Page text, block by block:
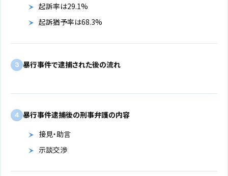
起訴率は29.1%
起訴猶予率は68.3%
3 暴行事件で逮捕された後の流れ
4 暴行事件逮捕後の刑事弁護の内容
接見・助言
示談交渉